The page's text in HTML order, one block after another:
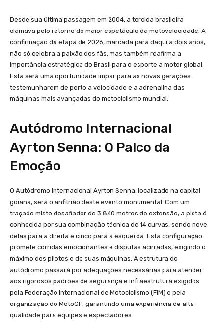
Desde sua última passagem em 2004, a torcida brasileira
clamava pelo retorno do maior espetáculo da motovelocidade. A
confirmação da etapa de 2026, marcada para daqui a dois anos,
não só celebra a paixão dos fãs, mas também reafirma a
importância estratégica do Brasil para o esporte a motor global.
Esta será uma oportunidade ímpar para as novas gerações
testemunharem de perto a velocidade e a adrenalina das
máquinas mais avançadas do motociclismo mundial.
Autódromo Internacional
Ayrton Senna: O Palco da
Emoção
O Autódromo Internacional Ayrton Senna, localizado na capital
goiana, será o anfitrião deste evento monumental. Com um
traçado misto desafiador de 3.840 metros de extensão, a pista é
conhecida por sua combinação técnica de 14 curvas, sendo nove
delas para a direita e cinco para a esquerda. Esta configuração
promete corridas emocionantes e disputas acirradas, exigindo o
máximo dos pilotos e de suas máquinas. A estrutura do
autódromo passará por adequações necessárias para atender
aos rigorosos padrões de segurança e infraestrutura exigidos
pela Federação Internacional de Motociclismo (FIM) e pela
organização do MotoGP, garantindo uma experiência de alta
qualidade para equipes e espectadores.